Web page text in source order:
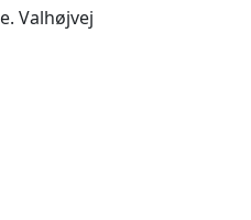
Valhøjvej